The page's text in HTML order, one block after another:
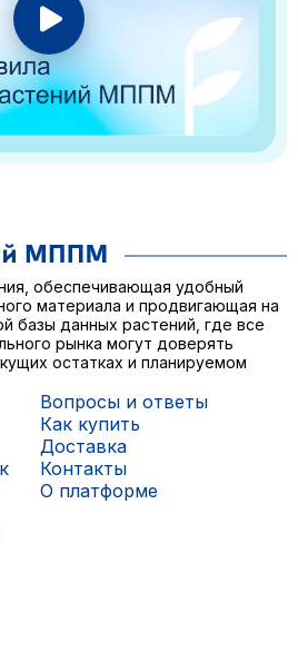
обеспечивающая удобный
материала и продвигающая на
базы данных растений, где все
рынка могут доверять
остатках и планируемом
Вопросы и ответы
Как купить
Доставка
Контакты
О платформе